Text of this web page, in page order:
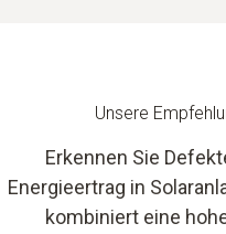
Unsere
Erkennen Sie
Energieertrag in
kombiniert eine